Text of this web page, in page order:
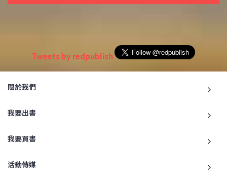
Tweets by redpublish
關於我們
我要出書
我要買書
活動傳媒